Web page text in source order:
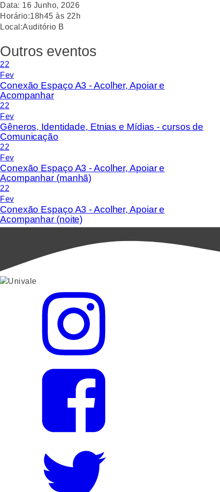
Data: 16 Junho, 2026
Horário:18h45 às 22h
Local:Auditório B
Outros eventos
22
Fev
Conexão Espaço A3 - Acolher, Apoiar e
Acompanhar
22
Fev
Gêneros, Identidade, Etnias e Mídias - cursos de
Comunicação
22
Fev
Conexão Espaço A3 - Acolher, Apoiar e
Acompanhar (manhã)
22
Fev
Conexão Espaço A3 - Acolher, Apoiar e
Acompanhar (noite)